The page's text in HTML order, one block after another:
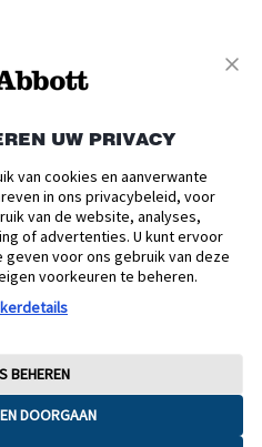
Algemene Voorwaarden
Facebookbeleid
Cookie Voorkeursinstellingen
Libre, het vlinder logo, de vorm
en App Store zijn handelsmerken
zijn eigendom van hun
UW PRIVACY
van cookies en aanverwante
in ons privacybeleid, voor
van de website, analyses,
of advertenties. U kunt ervoor
voor ons gebruik van deze
voorkeuren te beheren.
DOORGAAN
BEHEREN